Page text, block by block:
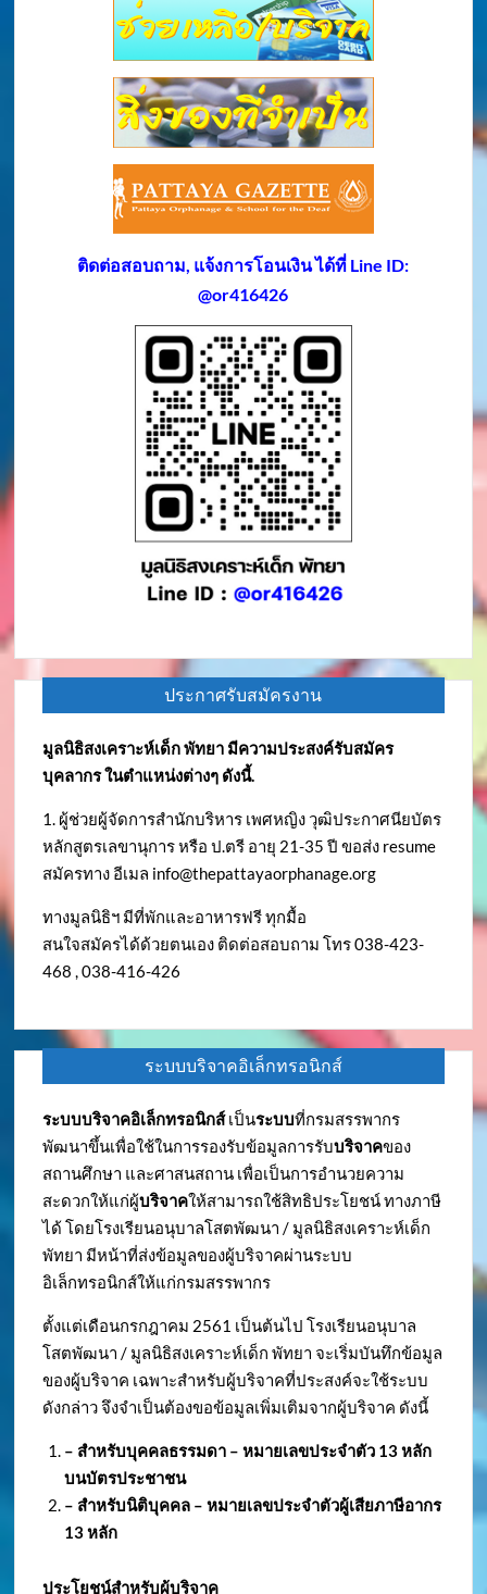
ติดต่อสอบถาม, แจ้งการโอนเงิน ได้ที่ Line ID:
@or416426
ประกาศรับสมัครงาน
มูลนิธิสงเคราะห์เด็ก พัทยา มีความประสงค์รับสมัคร
บุคลากร ในตำแหน่งต่างๆ ดังนี้.
1. ผู้ช่วยผู้จัดการสำนักบริหาร เพศหญิง วุฒิประกาศนียบัตร
หลักสูตรเลขานุการ หรือ ป.ตรี อายุ 21-35 ปี ขอส่ง resume
สมัครทาง อีเมล info@thepattayaorphanage.org
ทางมูลนิธิฯ มีที่พักและอาหารฟรี ทุกมื้อ
สนใจสมัครได้ด้วยตนเอง ติดต่อสอบถาม โทร 038-423-
468 , 038-416-426
ระบบบริจาคอิเล็กทรอนิกส์
ระบบบริจาคอิเล็กทรอนิกส์เป็นระบบที่กรมสรรพากร
พัฒนาขึ้นเพื่อใช้ในการรองรับข้อมูลการรับบริจาคของ
สถานศึกษา และศาสนสถาน เพื่อเป็นการอำนวยความ
สะดวกให้แก่ผู้บริจาคให้สามารถใช้สิทธิประโยชน์ ทางภาษี
ได้ โดยโรงเรียนอนุบาลโสตพัฒนา / มูลนิธิสงเคราะห์เด็ก
พัทยา มีหน้าที่ส่งข้อมูลของผู้บริจาคผ่านระบบ
อิเล็กทรอนิกส์ให้แก่กรมสรรพากร
ตั้งแต่เดือนกรกฎาคม 2561 เป็นต้นไป โรงเรียนอนุบาล
โสตพัฒนา / มูลนิธิสงเคราะห์เด็ก พัทยา จะเริ่มบันทึกข้อมูล
ของผู้บริจาค เฉพาะสำหรับผู้บริจาคที่ประสงค์จะใช้ระบบ
ดังกล่าว จึงจำเป็นต้องขอข้อมูลเพิ่มเติมจากผู้บริจาค ดังนี้
– สำหรับบุคคลธรรมดา – หมายเลขประจำตัว 13 หลัก
บนบัตรประชาชน
– สำหรับนิติบุคคล – หมายเลขประจำตัวผู้เสียภาษีอากร
13 หลัก
ประโยชน์สำหรับผู้บริจาค